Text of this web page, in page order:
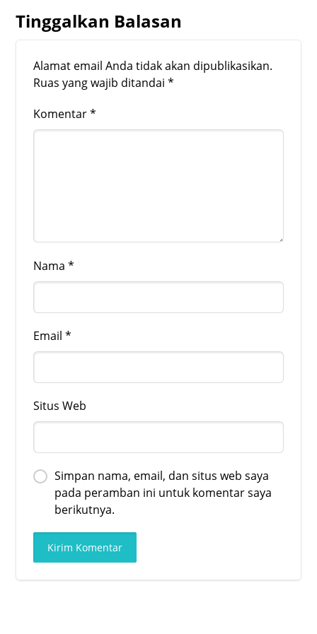
Tinggalkan Balasan
Alamat email Anda tidak akan dipublikasikan.
Ruas yang wajib ditandai*
Komentar*
Nama*
Email*
Situs Web
Simpan nama, email, dan situs web saya
pada peramban ini untuk komentar saya
berikutnya.